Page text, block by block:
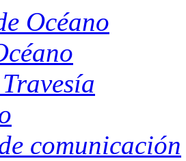
Océano
comunicación